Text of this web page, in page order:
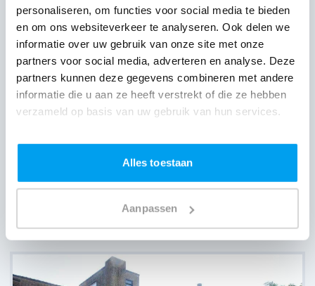
personaliseren, om functies voor social media te bieden
en om ons websiteverkeer te analyseren. Ook delen we
informatie over uw gebruik van onze site met onze
partners voor social media, adverteren en analyse. Deze
partners kunnen deze gegevens combineren met andere
informatie die u aan ze heeft verstrekt of die ze hebben
verzameld op basis van uw gebruik van hun services.
Alles toestaan
Aanpassen